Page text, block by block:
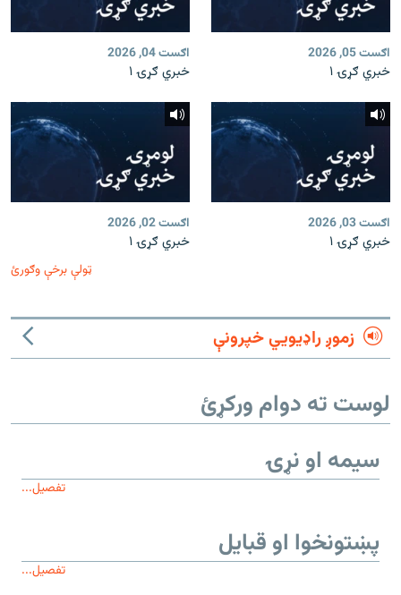
اګست 05, 2026
خبري ګړۍ ۱
اګست 04, 2026
خبري ګړۍ ۱
اګست 03, 2026
خبري ګړۍ ۱
اګست 02, 2026
خبري ګړۍ ۱
ټولې برخې وګورئ
زموږ راډیويي خپرونې
لوست ته دوام ورکړئ
سیمه او نړۍ
تفصیل...
پښتونخوا او قبایل
تفصیل...